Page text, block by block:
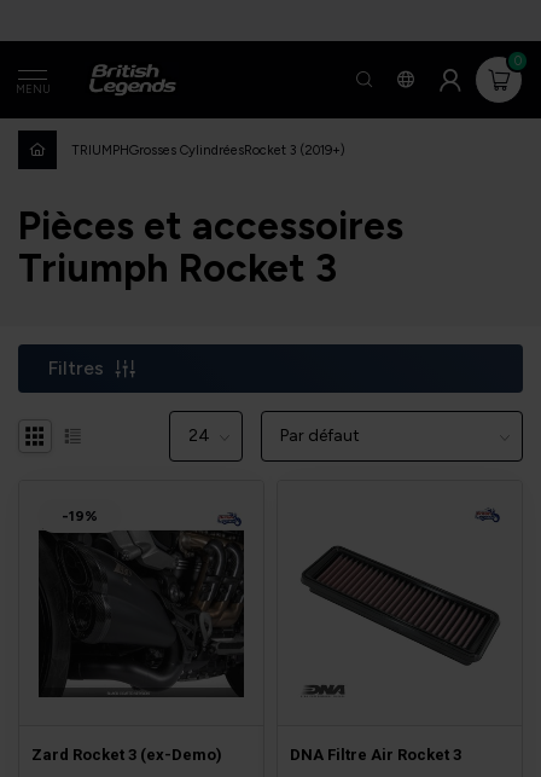
MENU
0
TRIUMPHGrosses CylindréesRocket 3 (2019+)
Pièces et accessoires
Triumph Rocket 3
Filtres
-19%
Zard Rocket 3 (ex-Demo) DNA Filtre Air Rocket 3